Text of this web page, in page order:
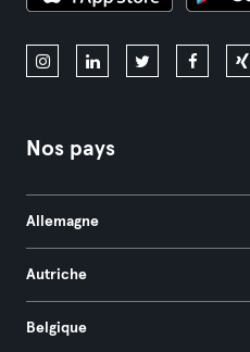
Nos pays
Allemagne
Autriche
Belgique